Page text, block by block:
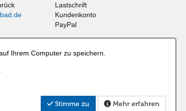
Lastschrift
Kundenkonto
PayPal
Ihrem Computer zu speichern.
Stimme zu Mehr erfahren